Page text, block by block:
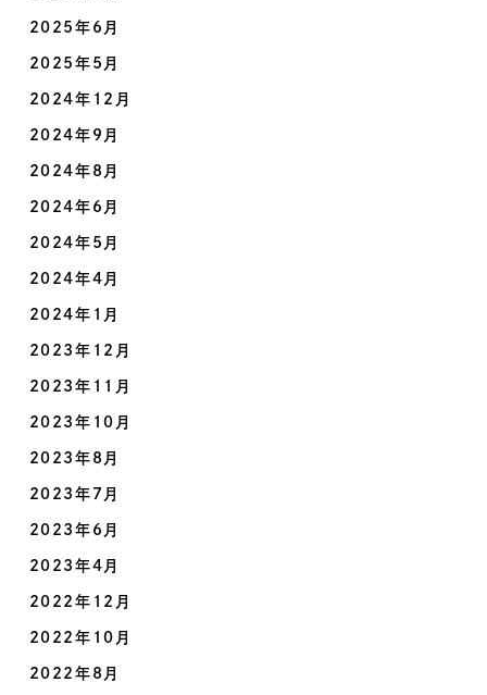
2025年6月
2025年5月
2024年12月
2024年9月
2024年8月
2024年6月
2024年5月
2024年4月
2024年1月
2023年12月
2023年11月
2023年10月
2023年8月
2023年7月
2023年6月
2023年4月
2022年12月
2022年10月
2022年8月